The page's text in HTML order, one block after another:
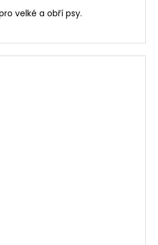
velké a obří psy.